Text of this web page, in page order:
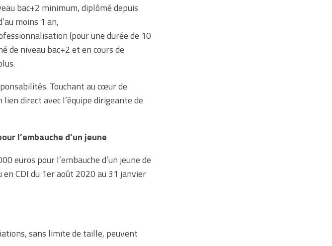
bac+2 minimum, diplômé depuis
moins 1 an,
(pour une durée de 10
de niveau bac+2 et en cours de
Touchant au cœur de
direct avec l’équipe dirigeante de
l’embauche d’un jeune
euros pour l’embauche d’un jeune de
en CDI du 1er août 2020 au 31 janvier
sans limite de taille, peuvent